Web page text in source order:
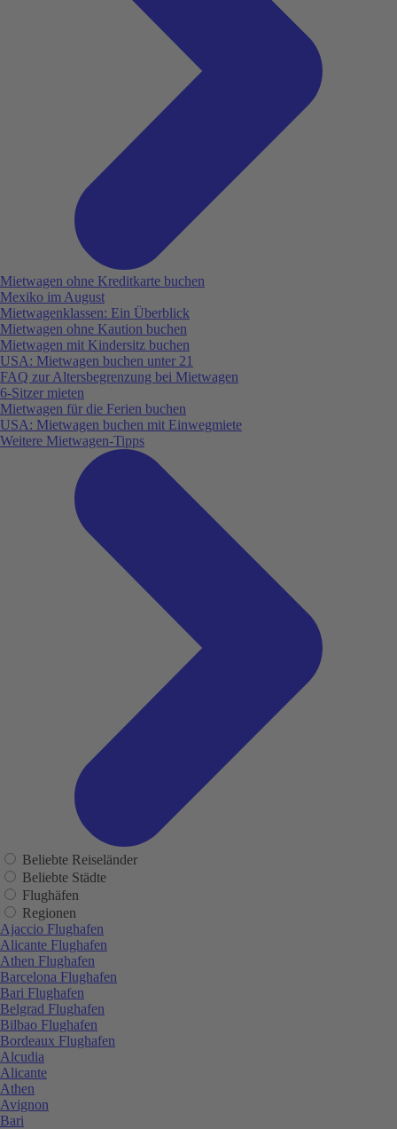
Mietwagen ohne Kreditkarte buchen
Mexiko im August
Mietwagenklassen: Ein Überblick
Mietwagen ohne Kaution buchen
Mietwagen mit Kindersitz buchen
USA: Mietwagen buchen unter 21
FAQ zur Altersbegrenzung bei Mietwagen
6-Sitzer mieten
Mietwagen für die Ferien buchen
USA: Mietwagen buchen mit Einwegmiete
Weitere Mietwagen-Tipps
Beliebte Reiseländer
Beliebte Städte
Flughäfen
Regionen
Ajaccio Flughafen
Alicante Flughafen
Athen Flughafen
Barcelona Flughafen
Bari Flughafen
Belgrad Flughafen
Bilbao Flughafen
Bordeaux Flughafen
Alcudia
Alicante
Athen
Avignon
Bari